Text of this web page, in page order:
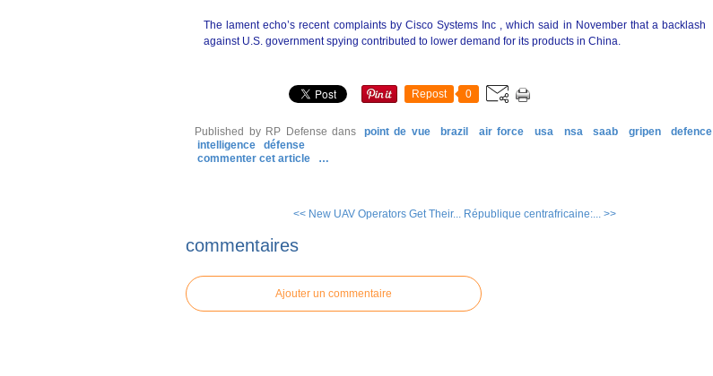
The lament echo’s recent complaints by Cisco Systems Inc , which said in November that a backlash
against U.S. government spying contributed to lower demand for its products in China.
Repost 0
Published by RP Defense dans point de vue brazil air force usa nsa saab gripen
defence
intelligence
défense
commenter cet article
…
<< New UAV Operators Get Their... République centrafricaine:... >>
commentaires
Ajouter un commentaire